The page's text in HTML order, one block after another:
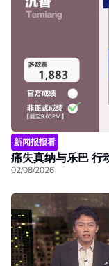
新闻报报看
痛失真纳与乐巴 行
02/08/2026